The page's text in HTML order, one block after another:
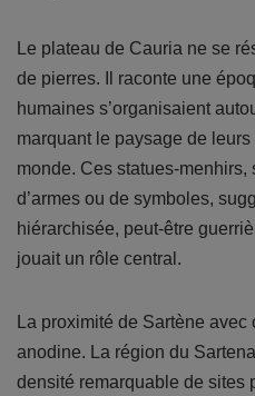
Le plateau de Cauria ne se
de pierres. Il raconte une
humaines s’organisaient
marquant le paysage de
monde. Ces statues-
d’armes ou de symboles,
hiérarchisée, peut-être
jouait un rôle central.
La proximité de Sartène
anodine. La région du
densité remarquable de sites